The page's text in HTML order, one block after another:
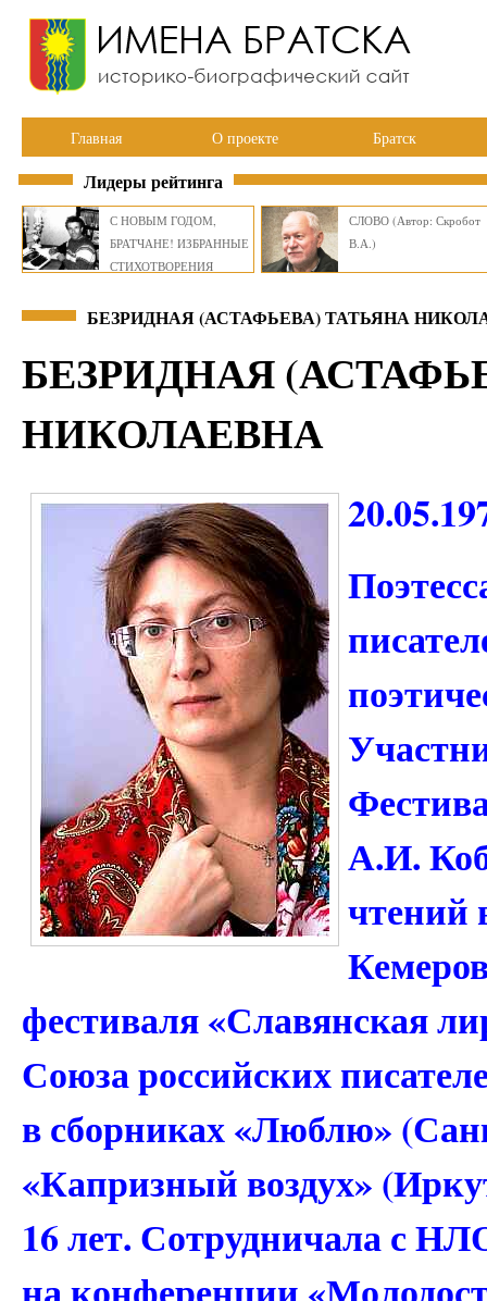
Главная О проекте Братск
Лидеры рейтинга
С НОВЫМ ГОДОМ,
БРАТЧАНЕ! ИЗБРАННЫЕ
СТИХОТВОРЕНИЯ
СЛОВО (Автор: Скробот
В.А.)
БЕЗРИДНАЯ (АСТАФЬЕВА) ТАТЬЯНА
БЕЗРИДНАЯ
НИКОЛАЕВНА
А.И.
чтений
фестиваля «Славянская
Союза российских
в сборниках «Люблю»
«Капризный воздух»
16 лет. Сотрудничала с